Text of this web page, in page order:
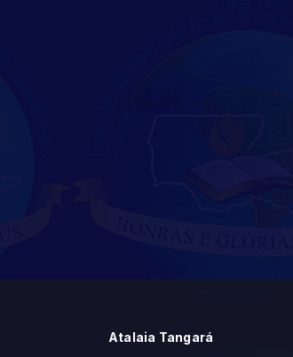
Atalaia Tangará